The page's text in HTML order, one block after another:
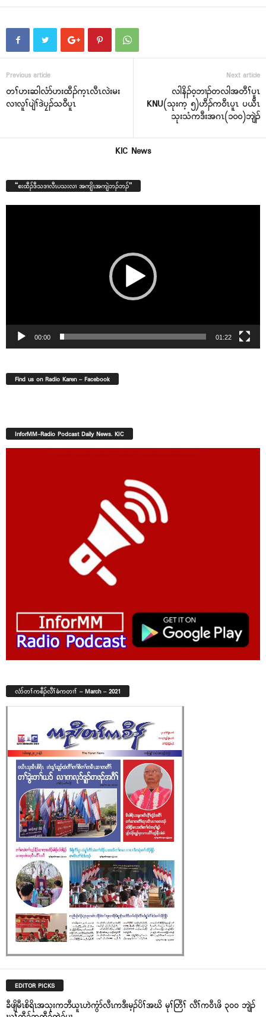
Previous article
တၢ်ဟးဆါလံာ်ဟးထီၣ်က့ၤလီၤလဲးမး
လၢလူၢ်ပျဲၢ်ဒဲပၠၣ်သ၀ီပူၤ
Next article
လါနိၣ်၀့ဘၢၣ်တလါအတီၢ်ပူၤ
KNU(သုးက့ ၅)ဟီၣ်က၀ီၤပူၤ ပယီၤ
သုးသံကဒီးအဂၤ(၁၀၀)ဘျဲၣ်
KIC News
“စးထီၣ်ဒီသဒၢလီၤပသးလၢ အကျိၤအကျဲဘၣ်ဘၣ်”
00:00 01:22
Find us on Radio Karen – Facebook
InforMM-Radio Podcast Daily News. KIC
လံာ်တၢ်ကစီၣ်လီၢ်ခံကတၢၢ် – March – 2021
EDITOR PICKS
ခီဖျိမီၤစိရိၤအသုးကဘီယူၤဟဲကွံာ်လီၤကဒီးမ့ၣ်ပိၢ်အဃိ မုၢ်တြီၢ် လီၢ်က၀ီၤဖိ ၃၀၀ ဘျဲၣ်